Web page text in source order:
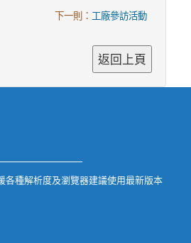
下一則： 工廠參訪活動
各種解析度及瀏覽器建議使用最新版本